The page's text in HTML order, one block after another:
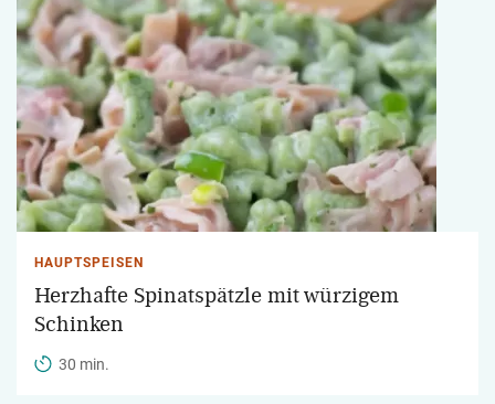
HAUPTSPEISEN
Herzhafte Spinatspätzle mit würzigem
Schinken
30 min.